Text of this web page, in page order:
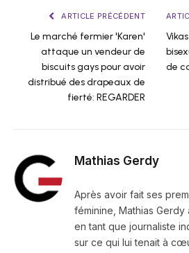
ARTICLE PRÉCÉDENT
Le marché fermier 'Karen'
attaque un vendeur de
biscuits gays pour avoir
distribué des drapeaux de
fierté: REGARDER
de
Mathias Gerdy
Après avoir fait ses
féminine, Mathias
en tant que journaliste
sur ce qui lui tenait à